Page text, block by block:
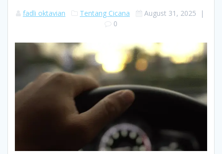
fadli oktavian Tentang Cicana August 31, 2025 |
0